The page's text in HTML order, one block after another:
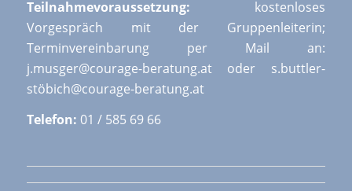
Teilnahmevoraussetzung: kostenloses
Vorgespräch mit der Gruppenleiterin;
Terminvereinbarung per Mail an:
j.musger@courage-beratung.at oder s.buttler-
stöbich@courage-beratung.at
Telefon: 01 / 585 69 66